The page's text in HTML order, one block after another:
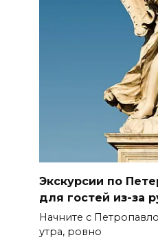
Экскурсии по
для гостей из-за
Начните с
утра, ровно